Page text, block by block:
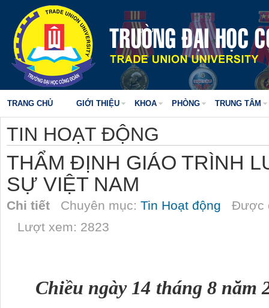
TRANG CHỦ GIỚI THIỆU KHOA PHÒNG TRUNG TÂM
TIN HOẠT ĐỘNG
THẨM ĐỊNH GIÁO TRÌNH
SỰ VIỆT NAM
Chi tiết Chuyên mục: Tin Hoạt động Được
Lượt xem: 2823
Chiều ngày 14 tháng 8 năm